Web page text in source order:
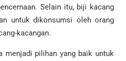
Selain itu, biji kacang
untuk dikonsumsi oleh orang
kacangan.
menjadi pilihan yang baik untuk